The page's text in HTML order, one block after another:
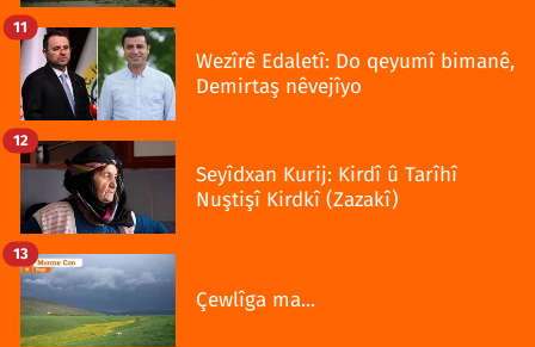
Wezîrê Edaletî: Do qeyumî bimanê,
Demirtaş nêvejîyo
11
Seyîdxan Kurij: Kirdî û Tarîhî
Nuştişî Kirdkî (Zazakî)
12
Çewlîga ma...
13